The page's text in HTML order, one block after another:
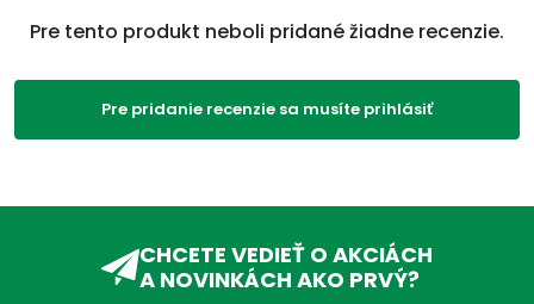
Pre tento produkt neboli pridané žiadne recenzie.
Pre pridanie recenzie sa musíte prihlásiť
CHCETE VEDIEŤ O AKCIÁCH
A NOVINKÁCH AKO PRVÝ?